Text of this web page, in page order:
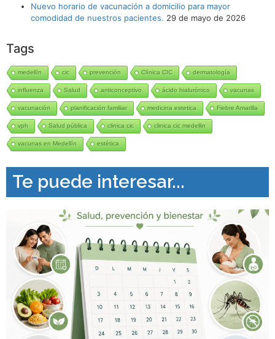
Nuevo horario de vacunación a domicilio para mayor
comodidad de nuestros pacientes. 29 de mayo de 2026
Tags
medellín cic prevención Clínica CIC dermatología
influenza Salud anticonceptivo ácido hialurónico vacunas
vacunación planificación familiar medicina estetica Fiebre Amarilla
vph Salud pública clinica cic clinica cic medellin
vacunas en Medellín estética
Te puede interesar...